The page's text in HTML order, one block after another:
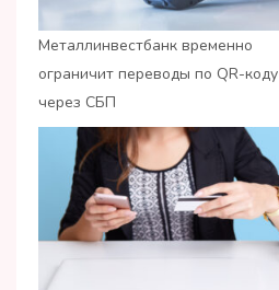
Металлинвестбанк временно
ограничит переводы по QR-коду
через СБП